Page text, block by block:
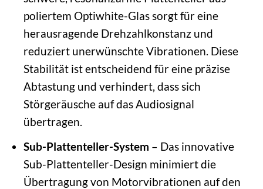
poliertem Optiwhite-Glas sorgt für eine
herausragende Drehzahlkonstanz und
reduziert unerwünschte Vibrationen. Diese
Stabilität ist entscheidend für eine präzise
Abtastung und verhindert, dass sich
Störgeräusche auf das Audiosignal
übertragen.
Sub-Plattenteller-System – Das innovative
Sub-Plattenteller-Design minimiert die
Übertragung von Motorvibrationen auf den